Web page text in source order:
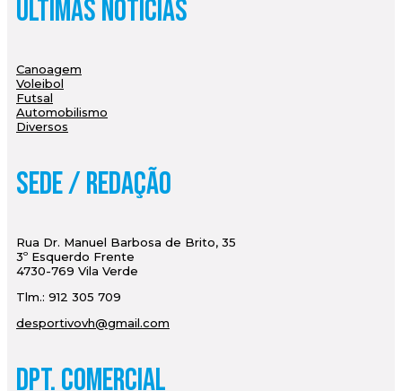
Últimas Notícias
Canoagem
Voleibol
Futsal
Automobilismo
Diversos
Sede / Redação
Rua Dr. Manuel Barbosa de Brito, 35
3º Esquerdo Frente
4730-769 Vila Verde
Tlm.: 912 305 709
desportivovh@gmail.com
Dpt. Comercial